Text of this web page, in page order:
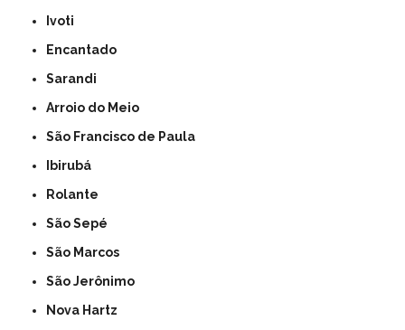
Ivoti
Encantado
Sarandi
Arroio do Meio
São Francisco de Paula
Ibirubá
Rolante
São Sepé
São Marcos
São Jerônimo
Nova Hartz